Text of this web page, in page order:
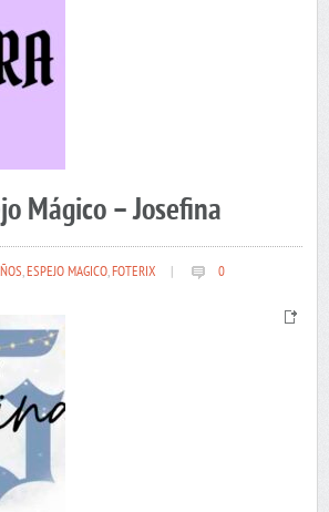
Mágico – Josefina
,ESPEJO MAGICO,FOTERIX 0